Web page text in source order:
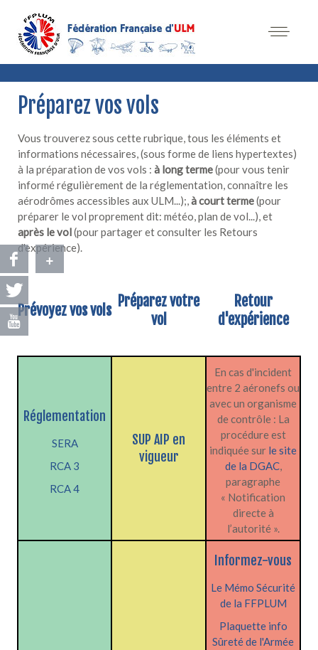
Préparez vos vols
Vous trouverez sous cette rubrique, tous les éléments et
informations nécessaires, (sous forme de liens hypertextes)
à la préparation de vos vols : à long terme(pour vous tenir
informé régulièrement de la réglementation, connaître les
aérodrômes accessibles aux ULM...);,à court terme(pour
préparer le vol proprement dit: météo, plan de vol...), et
après le vol(pour partager et consulter les Retours
d'expérience).
Prévoyez vos vols
Préparez votre
vol
Retour
d'expérience
Réglementation
SERA
RCA 3
RCA 4
SUP AIP en
vigueur
En cas d'incident
entre 2 aéronefs ou
avec un organisme
de contrôle : La
procédure est
indiquée sur le site
de la DGAC,
paragraphe
« Notification
directe à
l’autorité ».
Informez-vous
Le Mémo Sécurité
de la FFPLUM
Plaquette info
Sûreté de l'Armée
+